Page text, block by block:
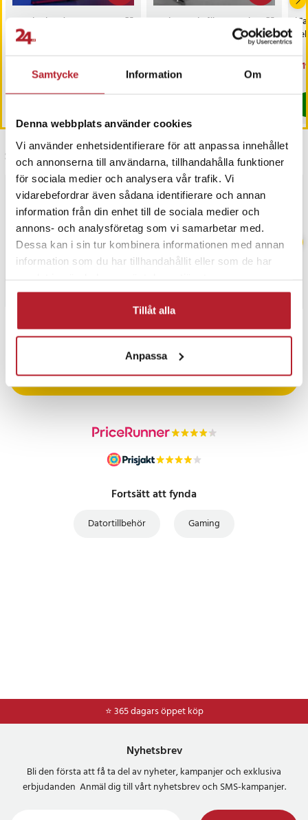
Samtycke Information Om
Denna webbplats använder cookies
Vi använder enhetsidentifierare för att anpassa innehållet
och annonserna till användarna, tillhandahålla funktioner
för sociala medier och analysera vår trafik. Vi
vidarebefordrar även sådana identifierare och annan
information från din enhet till de sociala medier och
annons- och analysföretag som vi samarbetar med.
Dessa kan i sin tur kombinera informationen med annan
information som du har tillhandahållit eller som de har
Tillåt alla
Anpassa
Gamingbord – snyggt
skrivbord för gamers -
110x60x75 cm
Nuvarande pris
999 krTidigare pris
999 kr
I lager, levereras inom 1-2 vardagar
Racingstativ för ratt och
pedaler – kompatibelt
Nuvarande pris
999 krTidigare pris 1 999 kr
999 kr
I lager, levereras inom 1-2 vardagar
Senast besökta
BÄSTSÄLJARE
PRISGARANTI
UTFÖRSÄLJNING
Fortsätt att fynda
Datortillbehör Gaming
⭐ 365 dagars öppet köp
⭐Frakt 49kr *
Nyhetsbrev
Bli den första att få ta del av nyheter, kampanjer och exklusiva
erbjudanden Anmäl dig till vårt nyhetsbrev och SMS-kampanjer.